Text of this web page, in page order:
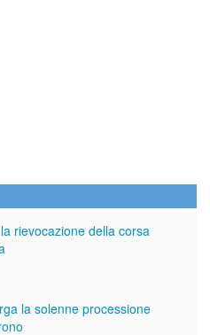
rievocazione della corsa
la solenne processione